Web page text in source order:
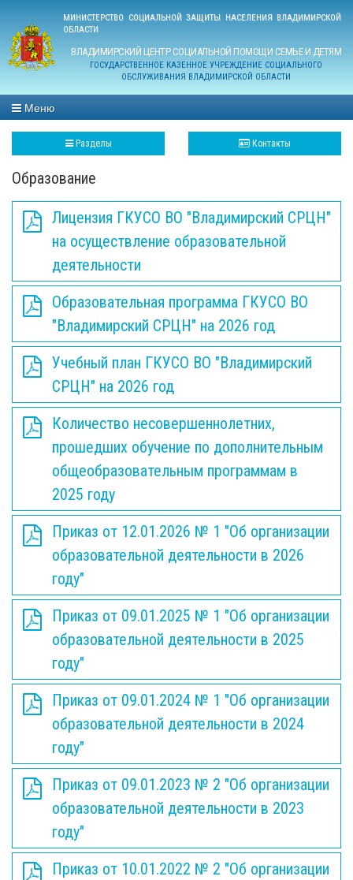
МИНИСТЕРСТВО СОЦИАЛЬНОЙ ЗАЩИТЫ НАСЕЛЕНИЯ ВЛАДИМИРСКОЙ
ОБЛАСТИ
ВЛАДИМИРСКИЙ ЦЕНТР СОЦИАЛЬНОЙ ПОМОЩИ СЕМЬЕ И ДЕТЯМ
ГОСУДАРСТВЕННОЕ КАЗЕННОЕ УЧРЕЖДЕНИЕ СОЦИАЛЬНОГО
ОБСЛУЖИВАНИЯ ВЛАДИМИРСКОЙ ОБЛАСТИ
Меню
Разделы Контакты
Образование
Лицензия ГКУСО ВО "Владимирский СРЦН"
на осуществление образовательной
деятельности
Образовательная программа ГКУСО ВО
"Владимирский СРЦН" на 2026 год
Учебный план ГКУСО ВО "Владимирский
СРЦН" на 2026 год
Количество несовершеннолетних,
прошедших обучение по дополнительным
общеобразовательным программам в
2025 году
Приказ от 12.01.2026 № 1 "Об организации
образовательной деятельности в 2026
году"
Приказ от 09.01.2025 № 1 "Об организации
образовательной деятельности в 2025
году"
Приказ от 09.01.2024 № 1 "Об организации
образовательной деятельности в 2024
году"
Приказ от 09.01.2023 № 2 "Об организации
образовательной деятельности в 2023
году"
Приказ от 10.01.2022 № 2 "Об организации